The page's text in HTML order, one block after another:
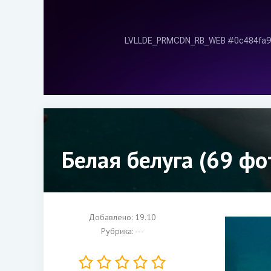
Белая белуга (69
Добавлено: 19.10
Рубрика: ---